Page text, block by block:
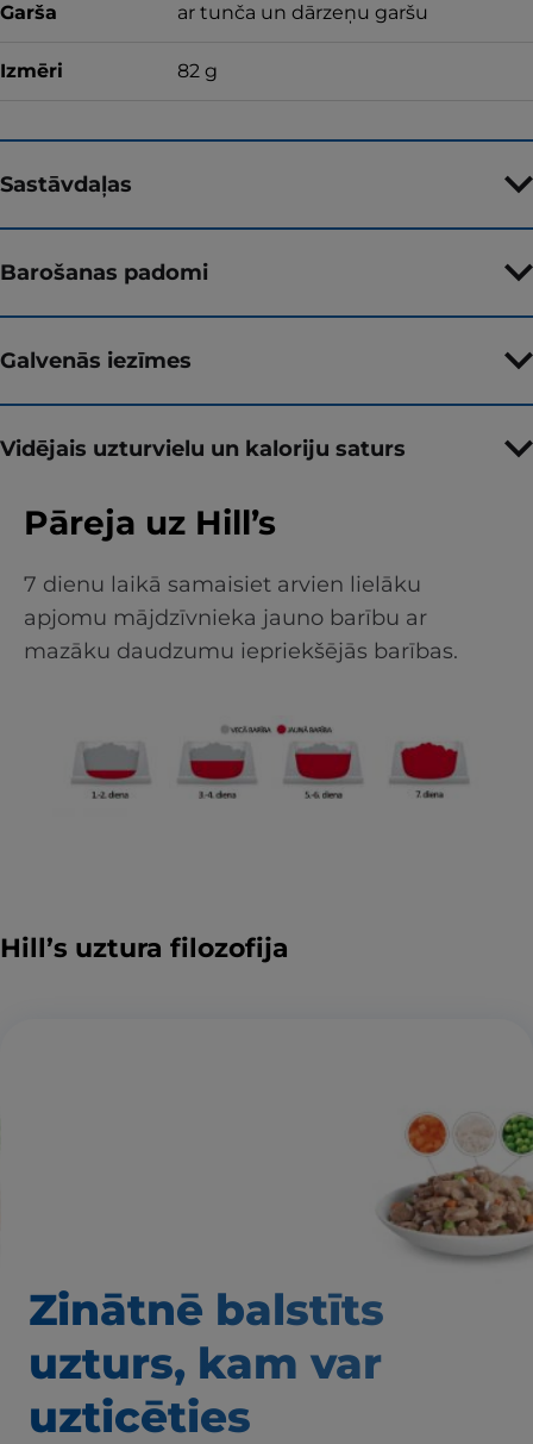
Garša ar tunča un dārzeņu garšu
Izmēri 82 g
Sastāvdaļas
Barošanas padomi
Galvenās iezīmes
Vidējais uzturvielu un kaloriju saturs
Pāreja uz Hill’s
7 dienu laikā samaisiet arvien lielāku
apjomu mājdzīvnieka jauno barību ar
mazāku daudzumu iepriekšējās barības.
Hill’s uztura filozofija
Zinātnē balstīts
uzturs, kam var
uzticēties